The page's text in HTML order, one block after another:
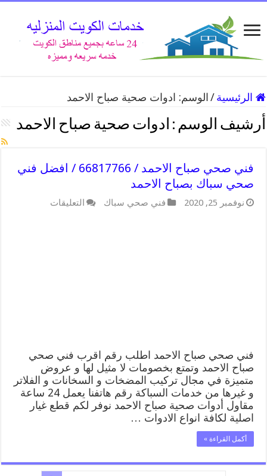
الرئيسية / الوسم: ادوات صحية صباح الاحمد
أرشيف الوسم : ادوات صحية صباح الاحمد
فني صحي صباح الاحمد / 66817766 / افضل فني
صحي سباك بصباح الاحمد
نوفمبر 25, 2020 فني صحي سباك التعليقات
مغلقة
فني صحي صباح الاحمد اطلب رقم اقرب فني صحي
صباح الاحمد وتمتع بخصومات لا مثيل لها و عروض
متميزة في مجال تركيب المضخات و السخانات و الفلاتر
و غيرها من خدمات السباكة رقم هاتفنا يعمل 24 ساعة
مقاول أدوات صحية صباح الاحمد نوفر لكم قطع غيار
اصلية لكافة انواع الادوات …
أكمل القراءة »